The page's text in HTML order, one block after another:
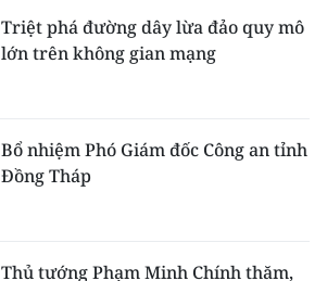
Triệt phá đường dây lừa đảo quy mô
lớn trên không gian mạng
Bổ nhiệm Phó Giám đốc Công an tỉnh
Đồng Tháp
Thủ tướng Phạm Minh Chính thăm,